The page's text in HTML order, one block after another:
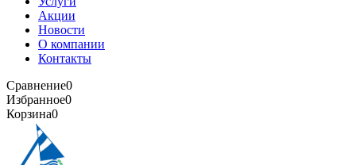
Акции
Новости
О компании
Контакты
Сравнение0
Избранное0
Корзина0